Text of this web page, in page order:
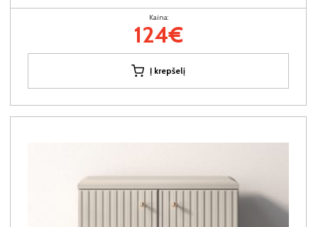
Kaina:
124€
Į krepšelį